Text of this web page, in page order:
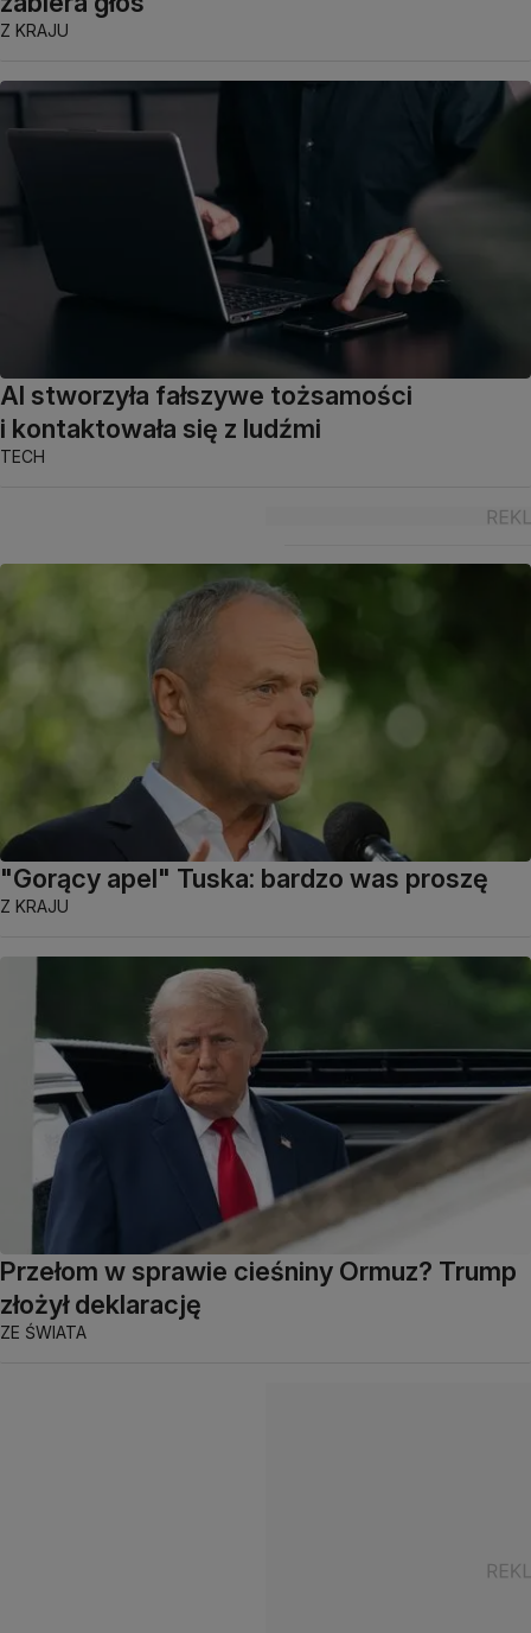
Z KRAJU
AI stworzyła fałszywe tożsamości
i kontaktowała się z ludźmi
TECH
"Gorący apel" Tuska: bardzo was proszę
Z KRAJU
Przełom w sprawie cieśniny Ormuz? Trump
złożył deklarację
ZE ŚWIATA